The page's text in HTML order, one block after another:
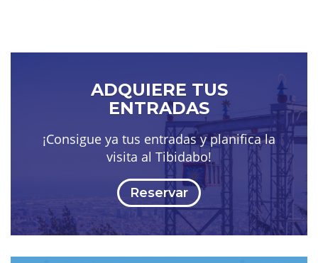
ADQUIERE TUS
ENTRADAS
¡Consigue ya tus entradas y planifica la
visita al Tibidabo!
Reservar